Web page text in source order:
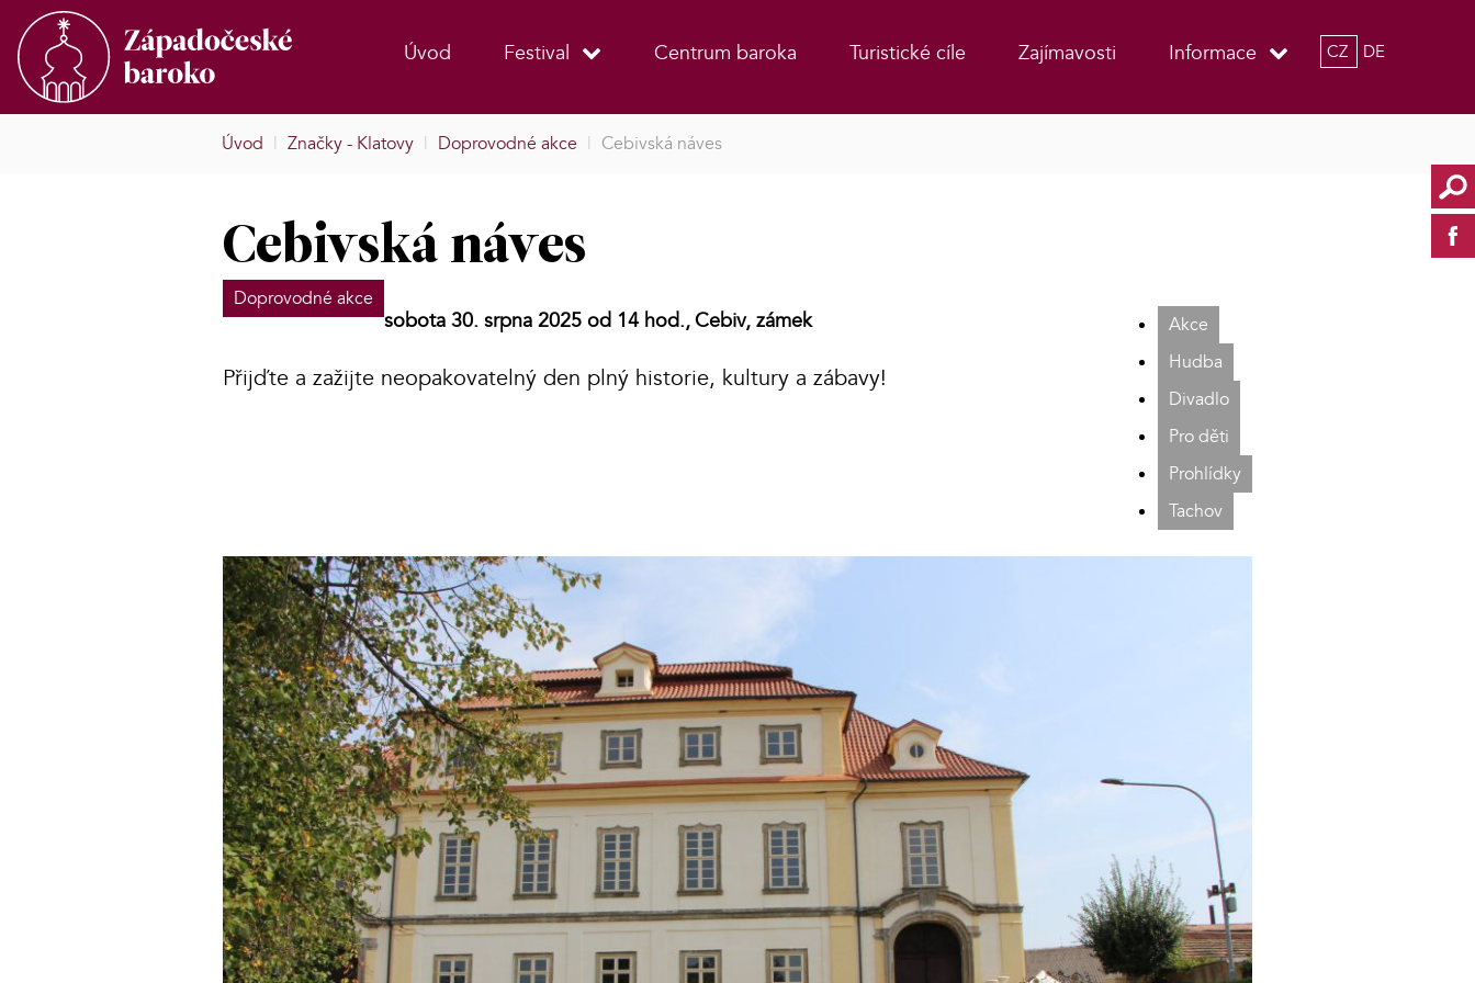
Úvod Festival Centrum baroka Turistické cíle Zajímavosti Informace CZ DE
Úvod | Značky - Klatovy | Doprovodné akce | Cebivská náves
Cebivská náves
Doprovodné akce
Akce
Hudba
Divadlo
Pro děti
Prohlídky
Tachov
sobota 30. srpna 2025 od 14 hod.,Cebiv, zámek
Přijďte a zažijte neopakovatelný den plný historie, kultury a zábavy!